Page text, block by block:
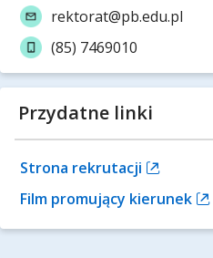
rektorat@pb.edu.pl
(85) 7469010
Przydatne linki
Strona rekrutacji
Film promujący kierunek